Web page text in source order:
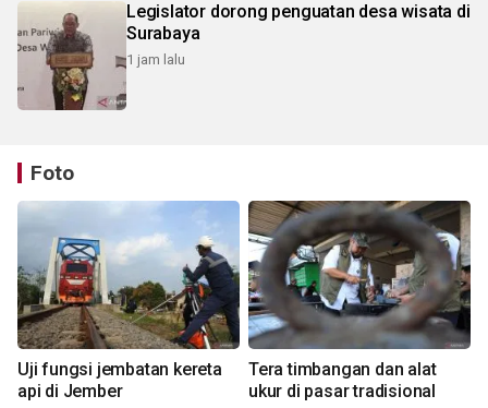
Legislator dorong penguatan desa wisata di
Surabaya
1 jam lalu
Foto
Uji fungsi jembatan kereta
api di Jember
Tera timbangan dan alat
ukur di pasar tradisional